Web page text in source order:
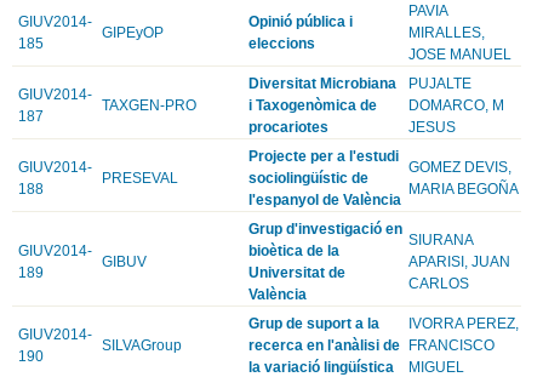
GIUV2014-
185
GIPEyOP
Opinió pública i
eleccions
PAVIA
MIRALLES,
JOSE MANUEL
GIUV2014-
187
TAXGEN-PRO
Diversitat Microbiana
i Taxogenòmica de
procariotes
PUJALTE
DOMARCO, M
JESUS
GIUV2014-
188
PRESEVAL
Projecte per a l'estudi
sociolingüístic de
l'espanyol de València
GOMEZ DEVIS,
MARIA BEGOÑA
GIUV2014-
189
GIBUV
Grup d'investigació en
bioètica de la
Universitat de
València
SIURANA
APARISI, JUAN
CARLOS
GIUV2014-
190
SILVAGroup
Grup de suport a la
recerca en l'anàlisi de
la variació lingüística
IVORRA PEREZ,
FRANCISCO
MIGUEL